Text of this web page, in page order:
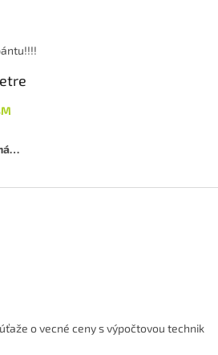
o vecné ceny s výpočtovou technik